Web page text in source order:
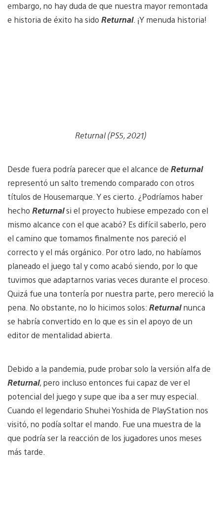
embargo, no hay duda de que nuestra mayor remontada
e historia de éxito ha sido Returnal. ¡Y menuda historia!
Returnal (PS5, 2021)
Desde fuera podría parecer que el alcance de Returnal
representó un salto tremendo comparado con otros
títulos de Housemarque. Y es cierto. ¿Podríamos haber
hecho Returnalsi el proyecto hubiese empezado con el
mismo alcance con el que acabó? Es difícil saberlo, pero
el camino que tomamos finalmente nos pareció el
correcto y el más orgánico. Por otro lado, no habíamos
planeado el juego tal y como acabó siendo, por lo que
tuvimos que adaptarnos varias veces durante el proceso.
Quizá fue una tontería por nuestra parte, pero mereció la
pena. No obstante, no lo hicimos solos: Returnalnunca
se habría convertido en lo que es sin el apoyo de un
editor de mentalidad abierta.
Debido a la pandemia, pude probar solo la versión alfa de
Returnal, pero incluso entonces fui capaz de ver el
potencial del juego y supe que iba a ser muy especial.
Cuando el legendario Shuhei Yoshida de PlayStation nos
visitó, no podía soltar el mando. Fue una muestra de la
que podría ser la reacción de los jugadores unos meses
más tarde.